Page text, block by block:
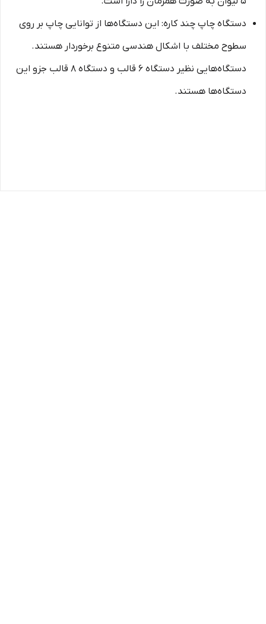
دستگاه چاپ چند کاره: این دستگاه‌ها از توانایی چاپ بر روی
سطوح مختلف با اشکال هندسی متنوع برخوردار هستند.
دستگاه‌هایی نظیر دستگاه 6 قالب و دستگاه 8 قالب جزو این
دستگاه‌ها هستند.